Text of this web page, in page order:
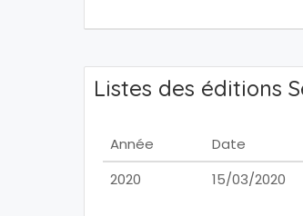
Listes des éditions
Année Date
2020
15/03/2020